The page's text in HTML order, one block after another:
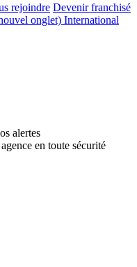
rejoindre Devenir franchisé
onglet) International
alertes
en toute sécurité